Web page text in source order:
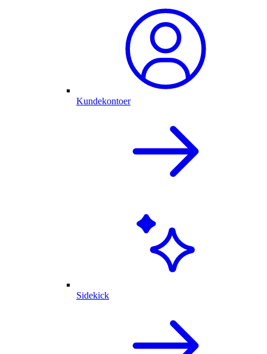
Kundekontoer
Sidekick